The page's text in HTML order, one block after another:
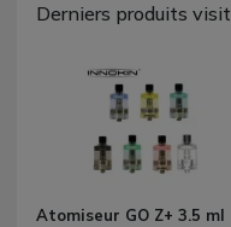
Derniers produits
Atomiseur GO Z+ 3.5 ml